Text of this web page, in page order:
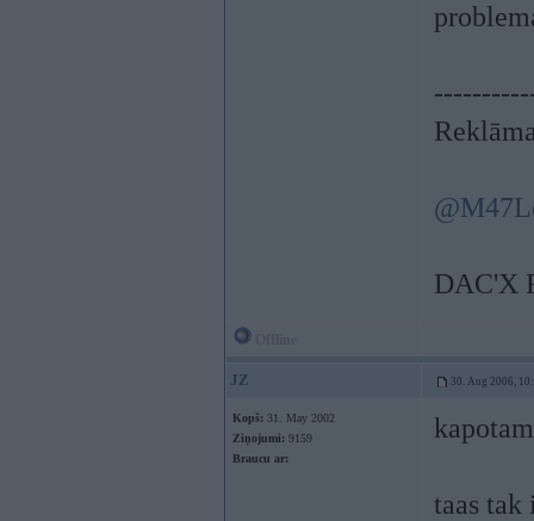
DAC'X
JZ 30. Aug 2006,
Kopš: 31. May 2002
Ziņojumi: 9159
Braucu ar:
taas tak